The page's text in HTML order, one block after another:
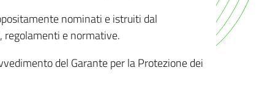
nominati e istruiti dal
regolamenti e normative.
del Garante per la Protezione dei